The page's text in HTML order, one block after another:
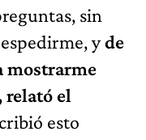
sin
yde
mostrarme
relató el
esto